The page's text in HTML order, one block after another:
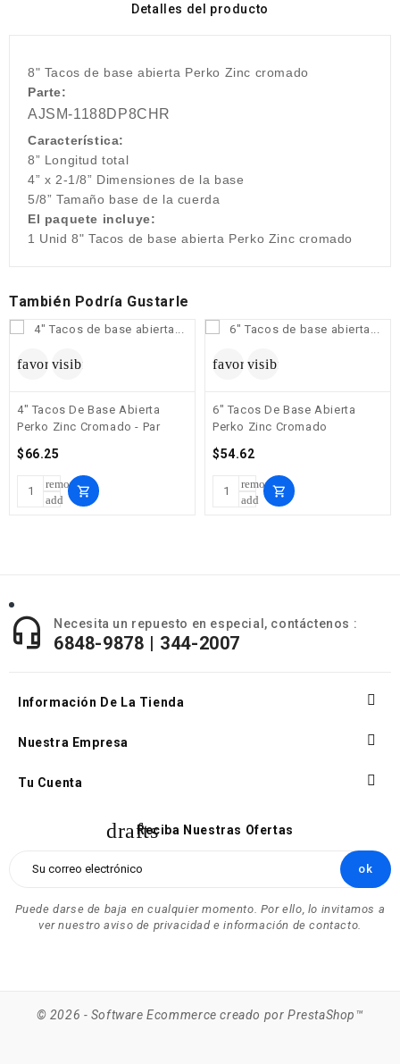
Detalles del producto
8" Tacos de base abierta Perko Zinc cromado
Parte:
AJSM-1188DP8CHR
Característica:
8” Longitud total
4” x 2-1/8” Dimensiones de la base
5/8” Tamaño base de la cuerda
El paquete incluye:
1 Unid 8" Tacos de base abierta Perko Zinc cromado
También Podría Gustarle
favorite_border
visibility
4" Tacos De Base Abierta
Perko Zinc Cromado - Par
$66.25
remove
add
shopping_cart
favorite_border
visibility
6" Tacos De Base Abierta
Perko Zinc Cromado
$54.62
remove
add
shopping_cart
 Necesita un repuesto en especial, contáctenos :
6848-9878 | 344-2007
Información De La Tienda 
Nuestra Empresa 
Tu Cuenta 
draftsReciba Nuestras Ofertas
Puede darse de baja en cualquier momento. Por ello, lo invitamos a
ver nuestro aviso de privacidad e información de contacto.
© 2026 - Software Ecommerce creado por PrestaShop™